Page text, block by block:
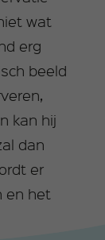
wat
erg
beeld
kan hij
dan
er
en het